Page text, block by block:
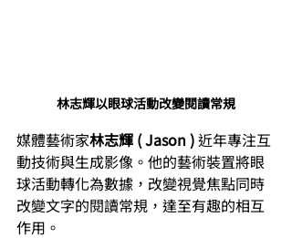
林志輝以眼球活動改變閱讀常規
媒體藝術家林志輝 ( Jason ) 近年專注互
動技術與生成影像。他的藝術裝置將眼
球活動轉化為數據，改變視覺焦點同時
改變文字的閱讀常規，達至有趣的相互
作用。